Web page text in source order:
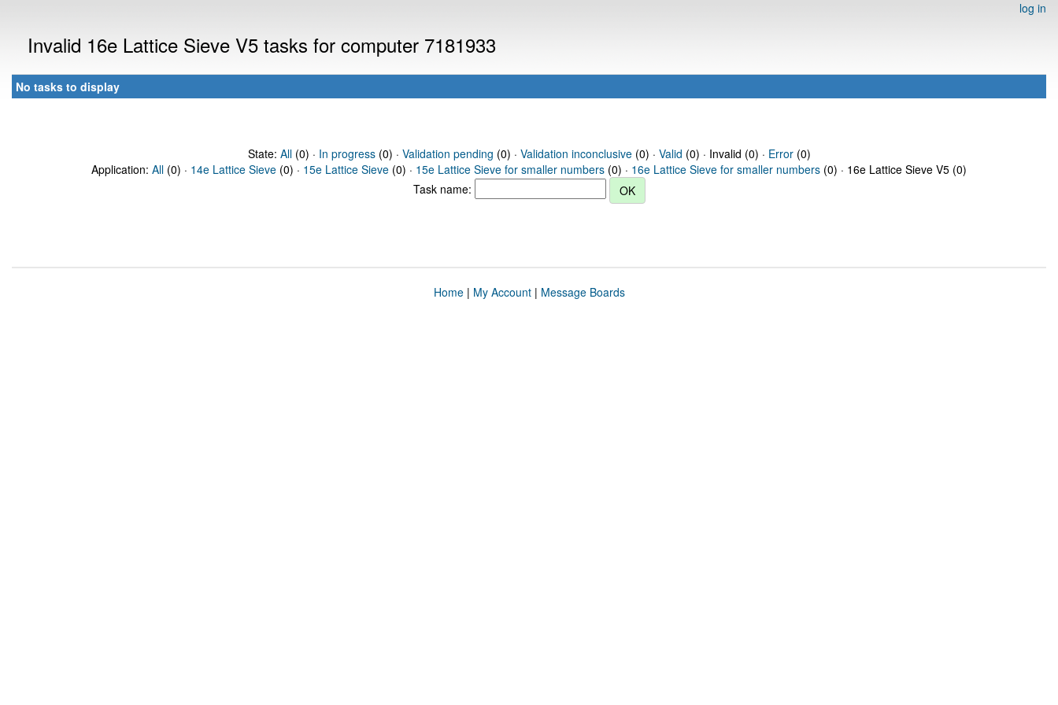
log in
Invalid 16e Lattice Sieve V5 tasks for computer 7181933
No tasks to display
State: All(0) · In progress(0) · Validation pending (0) · Validation inconclusive(0) · Valid (0) · Invalid (0) · Error(0)
Application: All (0) · 14e Lattice Sieve (0) · 15e Lattice Sieve (0) · 15e Lattice Sieve for smaller numbers (0) · 16e Lattice Sieve for smaller numbers (0) · 16e Lattice Sieve V5 (0)
Task name:
Home| My Account| Message Boards